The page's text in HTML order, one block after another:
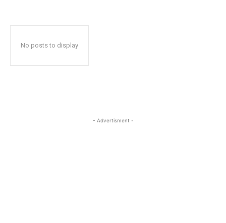
No posts to display
- Advertisment -